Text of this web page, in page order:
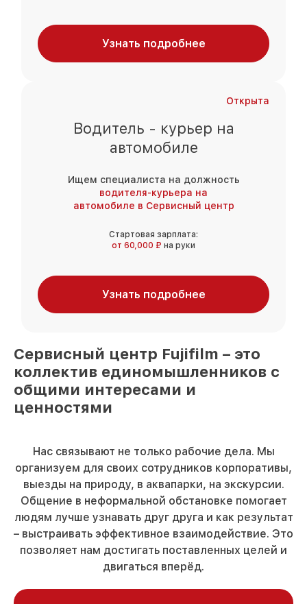
Узнать подробнее
Открыта
Водитель - курьер на
автомобиле
Ищем специалиста на должность
водителя-курьера на
автомобиле в Сервисный центр
Стартовая зарплата:
от 60,000 ₽ на руки
Узнать подробнее
Сервисный центр Fujifilm – это
коллектив единомышленников с
общими интересами и
ценностями
Нас связывают не только рабочие дела. Мы
организуем для своих сотрудников корпоративы,
выезды на природу, в аквапарки, на экскурсии.
Общение в неформальной обстановке помогает
людям лучше узнавать друг друга и как результат
– выстраивать эффективное взаимодействие. Это
позволяет нам достигать поставленных целей и
двигаться вперёд.